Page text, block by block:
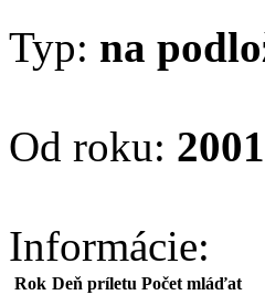
Typ: na
Od roku: 2001
Informácie:
Rok Deň príletu Počet mláďat